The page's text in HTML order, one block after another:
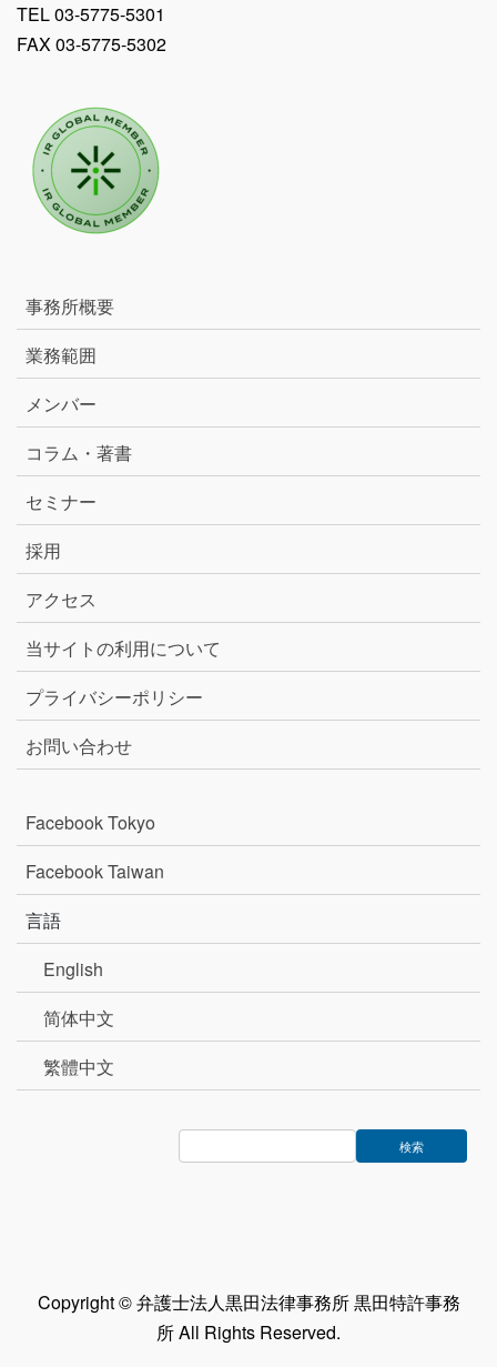
TEL 03-5775-5301
FAX 03-5775-5302
事務所概要
業務範囲
メンバー
コラム・著書
セミナー
採用
アクセス
当サイトの利用について
プライバシーポリシー
お問い合わせ
Facebook Tokyo
Facebook Taiwan
言語
English
简体中文
繁體中文
Copyright © 弁護士法人黒田法律事務所 黒田特許事務
所 All Rights Reserved.